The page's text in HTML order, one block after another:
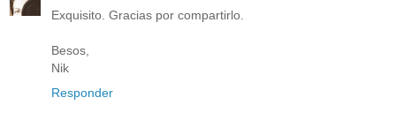
Exquisito. Gracias por compartirlo.
Besos,
Nik
Responder